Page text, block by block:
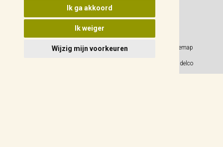
Ik ga akkoord
Ik weiger
Wijzig mijn voorkeuren
Update cookies voorkeuren
Privacy Policy Sitemap
© 2026 Weidelco